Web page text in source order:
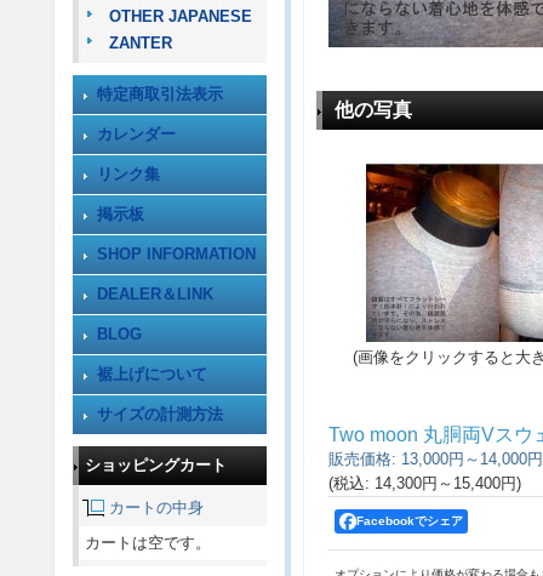
OTHER JAPANESE
ZANTER
特定商取引法表示
カレンダー
リンク集
掲示板
SHOP INFORMATION
DEALER＆LINK
BLOG
裾上げについて
サイズの計測方法
ショッピングカート
カートの中身
カートは空です。
他の写真
(画像をクリックすると大
Two moon 丸胴両Vスウ
販売価格: 13,000円～14,000円
(税込: 14,300円～15,400円)
Facebookでシェア